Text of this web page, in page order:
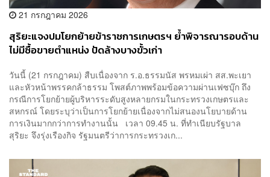
21 กรกฎาคม 2026
สุริยะแจงปมโยกย้ายข้าราชการเกษตรฯ ย้ำพิจารณารอบด้าน
ไม่มีซื้อขายตำแหน่ง ปัดล้างบางขั้วเก่า
วันนี้ (21 กรกฎาคม) สืบเนื่องจาก ร.อ.ธรรมนัส พรหมเผ่า สส.พะเยา
และหัวหน้าพรรคกล้าธรรม โพสต์ภาพพร้อมข้อความผ่านเฟซบุ๊ก ถึง
กรณีการโยกย้ายผู้บริหารระดับสูงหลายกรมในกระทรวงเกษตรและ
สหกรณ์ โดยระบุว่าเป็นการโยกย้ายเนื่องจากไม่สนองนโยบายด้าน
การเงินมากกว่าการทำงานนั้น เวลา 09.45 น. ที่ทำเนียบรัฐบาล
สุริยะ จึงรุ่งเรืองกิจ รัฐมนตรีว่าการกระทรวงเก...